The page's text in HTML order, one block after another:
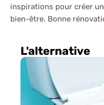
inspirations pour créer
bien-être. Bonne
L'alternative